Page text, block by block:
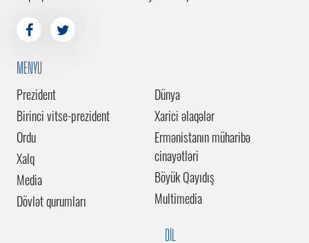
MENYU
Prezident
Birinci vitse-prezident
Ordu
Xalq
Media
Dövlət qurumları
Dünya
Xarici əlaqələr
Ermənistanın müharibə
cinayətləri
Böyük Qayıdış
Multimedia
DİL